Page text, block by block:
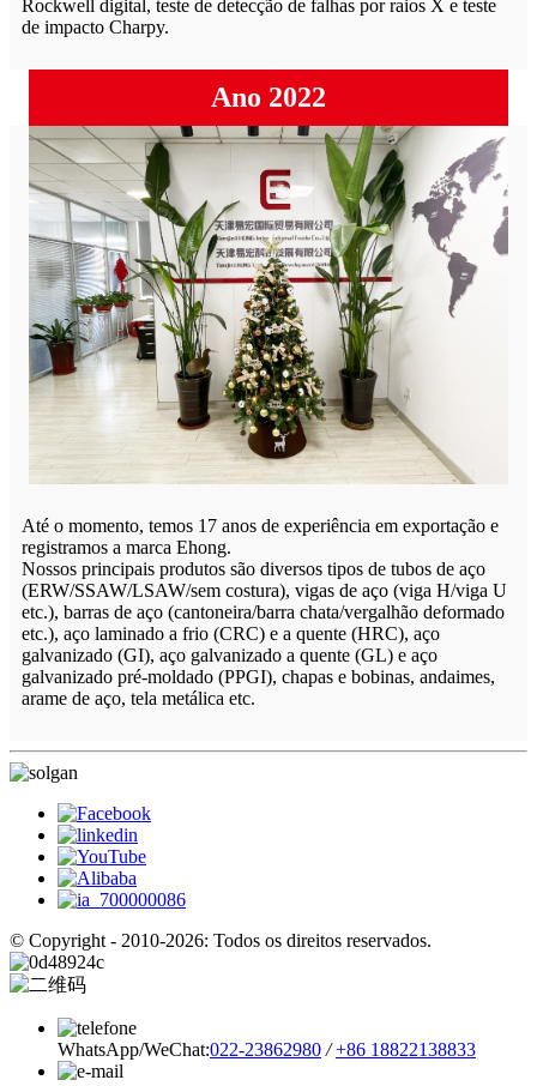
Rockwell digital, teste de detecção de falhas por raios X e teste
de impacto Charpy.
Ano 2022
Até o momento, temos 17 anos de experiência em exportação e
registramos a marca Ehong.
Nossos principais produtos são diversos tipos de tubos de aço
(ERW/SSAW/LSAW/sem costura), vigas de aço (viga H/viga U
etc.), barras de aço (cantoneira/barra chata/vergalhão deformado
etc.), aço laminado a frio (CRC) e a quente (HRC), aço
galvanizado (GI), aço galvanizado a quente (GL) e aço
galvanizado pré-moldado (PPGI), chapas e bobinas, andaimes,
arame de aço, tela metálica etc.
© Copyright - 2010-2026: Todos os direitos reservados.
WhatsApp/WeChat:022-23862980 / +86 18822138833